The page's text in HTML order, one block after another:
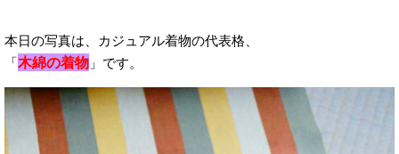
本日の写真は、カジュアル着物の代表格、
「木綿の着物 」です。